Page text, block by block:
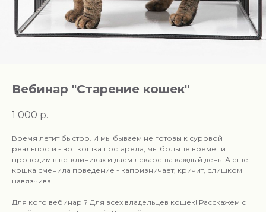
Вебинар "Старение кошек"
1 000 р.
Время летит быстро. И мы бываем не готовы к суровой
реальности - вот кошка постарела, мы больше времени
проводим в ветклиниках и даем лекарства каждый день. А еще
кошка сменила поведение - капризничает, кричит, слишком
навязчива…
Для кого вебинар ? Для всех владельцев кошек! Расскажем с